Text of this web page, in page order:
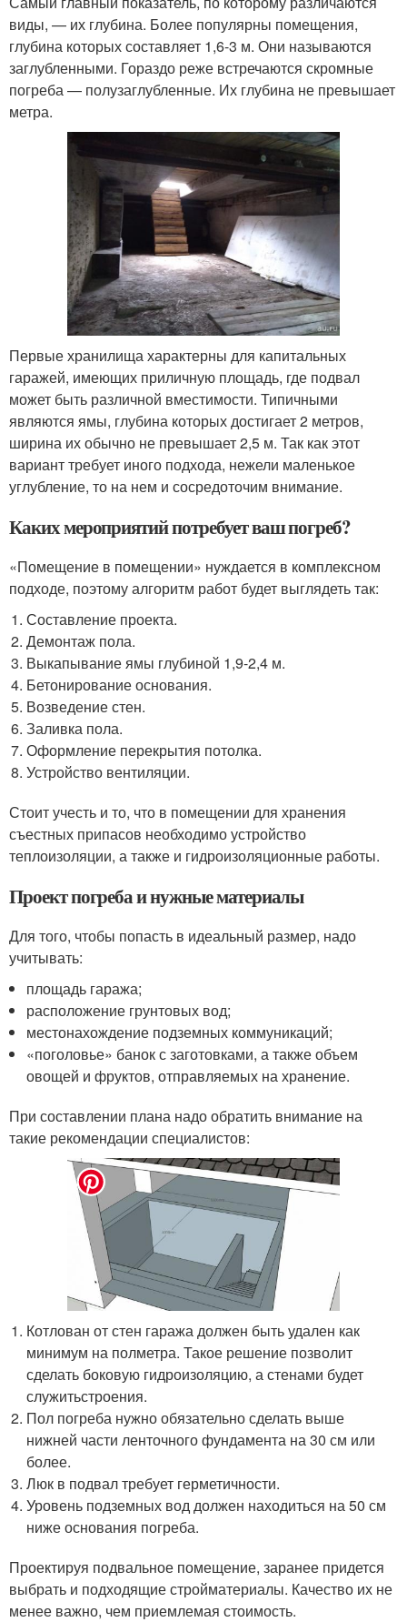
виды, — их глубина. Более популярны помещения,
глубина которых составляет 1,6-3 м. Они называются
заглубленными. Гораздо реже встречаются скромные
погреба — полузаглубленные. Их глубина не превышает
метра.
Первые хранилища характерны для капитальных
гаражей, имеющих приличную площадь, где подвал
может быть различной вместимости. Типичными
являются ямы, глубина которых достигает 2 метров,
ширина их обычно не превышает 2,5 м. Так как этот
вариант требует иного подхода, нежели маленькое
углубление, то на нем и сосредоточим внимание.
Каких мероприятий потребует ваш погреб?
«Помещение в помещении» нуждается в комплексном
подходе, поэтому алгоритм работ будет выглядеть так:
Составление проекта.
Демонтаж пола.
Выкапывание ямы глубиной 1,9-2,4 м.
Бетонирование основания.
Возведение стен.
Заливка пола.
Оформление перекрытия потолка.
Устройство вентиляции.
Стоит учесть и то, что в помещении для хранения
съестных припасов необходимо устройство
теплоизоляции, а также и гидроизоляционные работы.
Проект погреба и нужные материалы
Для того, чтобы попасть в идеальный размер, надо
учитывать:
площадь гаража;
расположение грунтовых вод;
местонахождение подземных коммуникаций;
«поголовье» банок с заготовками, а также объем
овощей и фруктов, отправляемых на хранение.
При составлении плана надо обратить внимание на
такие рекомендации специалистов:
Котлован от стен гаража должен быть удален как
минимум на полметра. Такое решение позволит
сделать боковую гидроизоляцию, а стенами будет
служитьстроения.
Пол погреба нужно обязательно сделать выше
нижней части ленточного фундамента на 30 см или
более.
Люк в подвал требует герметичности.
Уровень подземных вод должен находиться на 50 см
ниже основания погреба.
Проектируя подвальное помещение, заранее придется
выбрать и подходящие стройматериалы. Качество их не
менее важно, чем приемлемая стоимость.